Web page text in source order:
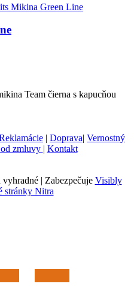
| Doprava| Vernostný
zmluvy | Kontakt
| Zabezpečuje Visibly
stránky Nitra